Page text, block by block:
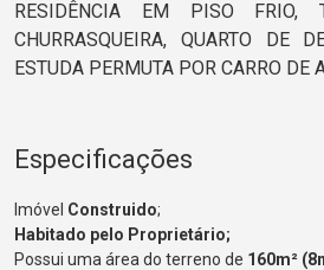
RESIDÊNCIA EM PISO FRIO,
CHURRASQUEIRA, QUARTO DE
ESTUDA PERMUTA POR CARRO DE
Especificações
Imóvel Construido;
Habitado pelo Proprietário;
Possui uma área do terreno de 160m²